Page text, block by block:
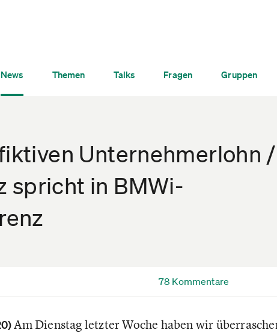
News Themen Talks Fragen Gruppen
Unternehmerlohn /
spricht in BMWi-
78 Kommentare
Am Dienstag letzter Woche haben wir